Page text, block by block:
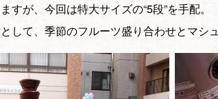
すが、今回は特大サイズの“5段”を手配。
して、季節のフルーツ盛り合わせとマシ